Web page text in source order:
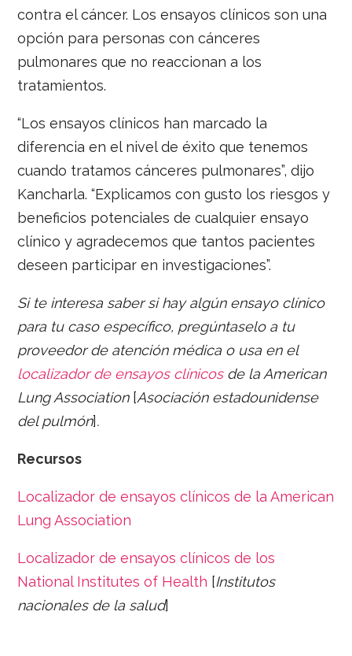
contra el cáncer. Los ensayos clínicos son una
opción para personas con cánceres
pulmonares que no reaccionan a los
tratamientos.
“Los ensayos clínicos han marcado la
diferencia en el nivel de éxito que tenemos
cuando tratamos cánceres pulmonares”, dijo
Kancharla. “Explicamos con gusto los riesgos y
beneficios potenciales de cualquier ensayo
clínico y agradecemos que tantos pacientes
deseen participar en investigaciones”.
Si te interesa saber si hay algún ensayo clínico
para tu caso específico, pregúntaselo a tu
proveedor de atención médica o usa en el
localizador de ensayos clínicosde la American
Lung Association [Asociación estadounidense
del pulmón].
Recursos
Localizador de ensayos clínicos de la American
Lung Association
Localizador de ensayos clínicos de los
National Institutes of Health [Institutos
nacionales de la salud]